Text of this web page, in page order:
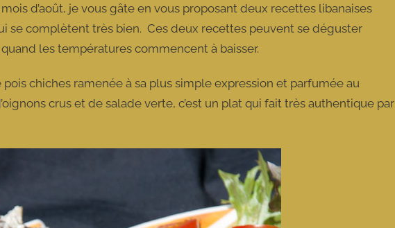
d’août, je vous gâte en vous proposant deux recettes libanaises
se complètent très bien. Ces deux recettes peuvent se déguster
les températures commencent à baisser.
chiches ramenée à sa plus simple expression et parfumée au
crus et de salade verte, c’est un plat qui fait très authentique par